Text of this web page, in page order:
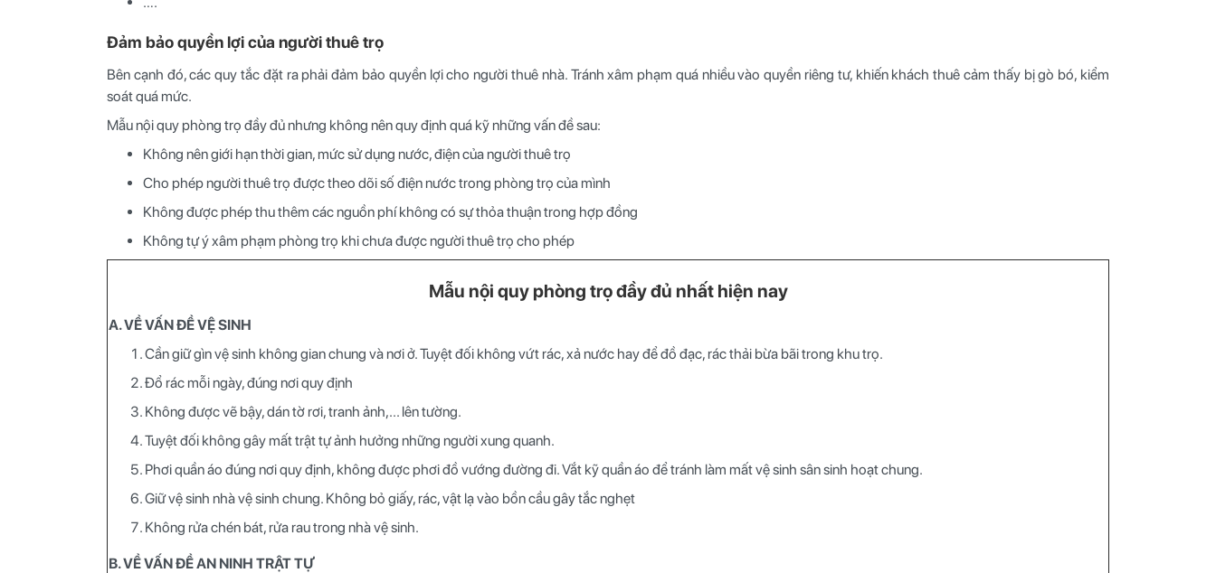
Đảm bảo quyền lợi của người thuê trọ
Bên cạnh đó, các quy tắc đặt ra phải đảm bảo quyền lợi cho người thuê nhà. Tránh xâm phạm quá nhiều vào quyền riêng tư, khiến khách thuê cảm thấy bị gò bó, kiểm
soát quá mức.
Mẫu nội quy phòng trọ đầy đủ nhưng không nên quy định quá kỹ những vấn đề sau:
Không nên giới hạn thời gian, mức sử dụng nước, điện của người thuê trọ
Cho phép người thuê trọ được theo dõi số điện nước trong phòng trọ của mình
Không được phép thu thêm các nguồn phí không có sự thỏa thuận trong hợp đồng
Không tự ý xâm phạm phòng trọ khi chưa được người thuê trọ cho phép
Mẫu nội quy phòng trọ đầy đủ nhất hiện nay
A. VỀ VẤN ĐỀ VỆ SINH
Cần giữ gìn vệ sinh không gian chung và nơi ở. Tuyệt đối không vứt rác, xả nước hay để đồ đạc, rác thải bừa bãi trong khu trọ.
Đổ rác mỗi ngày, đúng nơi quy định
Không được vẽ bậy, dán tờ rơi, tranh ảnh,... lên tường.
Tuyệt đối không gây mất trật tự ảnh hưởng những người xung quanh.
Phơi quần áo đúng nơi quy định, không được phơi đồ vướng đường đi. Vắt kỹ quần áo để tránh làm mất vệ sinh sân sinh hoạt chung.
Giữ vệ sinh nhà vệ sinh chung. Không bỏ giấy, rác, vật lạ vào bồn cầu gây tắc nghẹt
Không rửa chén bát, rửa rau trong nhà vệ sinh.
B. VỀ VẤN ĐỀ AN NINH TRẬT TỰ